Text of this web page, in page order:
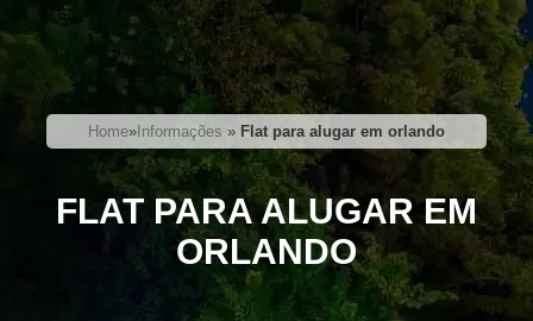
Home» Informações » Flat para alugar em orlando
FLAT PARA ALUGAR EM
ORLANDO